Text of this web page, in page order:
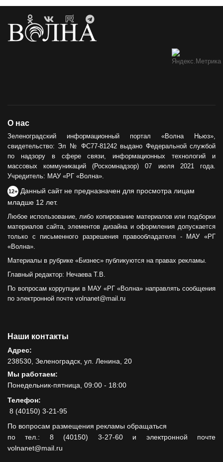
О нас
Зеленоградский информационный портал «Волна Ньюз»,
свидетельство: Эл № ФС77-81242 выдано Федеральной службой
по надзору в сфере связи, информационных технологий и
массовых коммуникаций (Роскомнадзор) 07 июля 2021 года.
Учредитель: МАУ «РГ «Волна».
12+ Данный сайт не предназначен для просмотра лицам
младше 12 лет.
Любое использование, либо копирование материалов или подборки
материалов сайта, элементов дизайна и оформления допускается
только с письменного разрешения правообладателя - МАУ «РГ
«Волна».
Материалы в рубрике «Бизнес» публикуются на правах рекламы.
Главный редактор: Нечаева Т.В.
По вопросам коррупции в МАУ «РГ «Волна» направлять сообщения
по электронной почте volnanet@mail.ru
Наши контакты
Адрес:
238530, Зеленоградск, ул. Ленина, 20
Мы работаем:
Понедельник-пятница, 09:00 - 18:00
Телефон:
8 (40150) 3-21-95
По вопросам размещения рекламы обращаться
по тел.: 8 (40150) 3-27-60 и электронной почте
volnanet@mail.ru